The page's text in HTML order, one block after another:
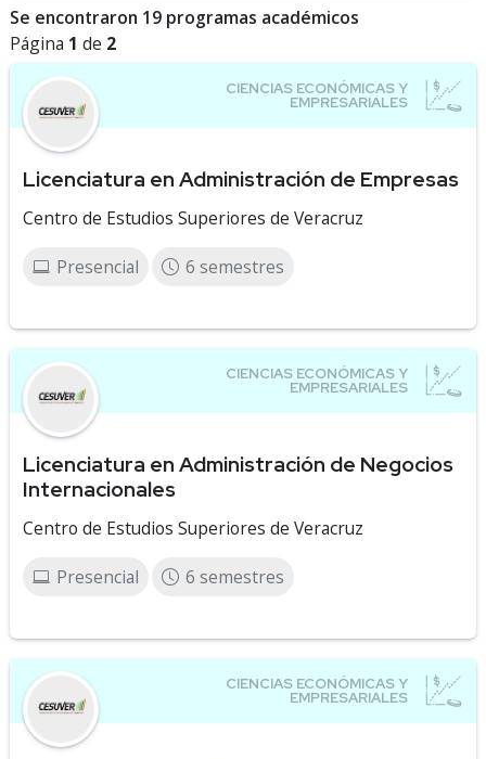
Se encontraron 19 programas académicos
Página 1 de 2
Licenciatura en Administración de Empresas
Centro de Estudios Superiores de Veracruz
Presencial 6 semestres
Licenciatura en Administración de Negocios
Internacionales
Centro de Estudios Superiores de Veracruz
Presencial 6 semestres